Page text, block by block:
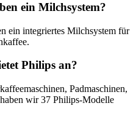
ein Milchsystem?
ein integriertes Milchsystem für
Philips an?
Padmaschinen,
wir 37 Philips-Modelle